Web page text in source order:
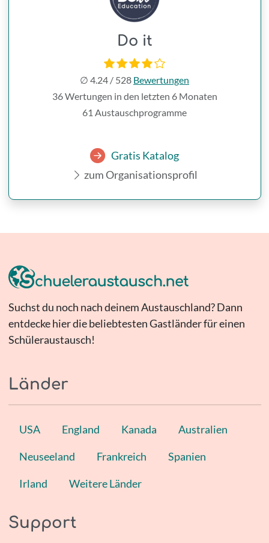
Do it
∅ 4.24 / 528 Bewertungen
36 Wertungen in den letzten 6 Monaten
61 Austauschprogramme
Gratis Katalog
zum Organisationsprofil
Suchst du noch nach deinem Austauschland? Dann
entdecke hier die beliebtesten Gastländer für einen
Schüleraustausch!
Länder
USA England Kanada Australien
Neuseeland Frankreich Spanien
Irland Weitere Länder
Support